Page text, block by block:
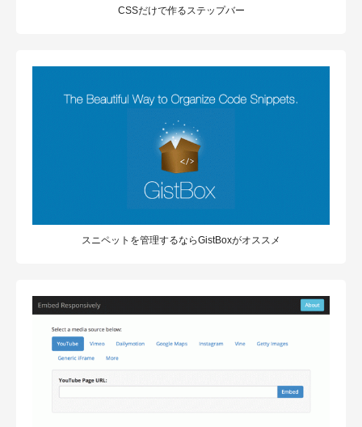
CSSだけで作るステップバー
スニペットを管理するならGistBoxがオススメ